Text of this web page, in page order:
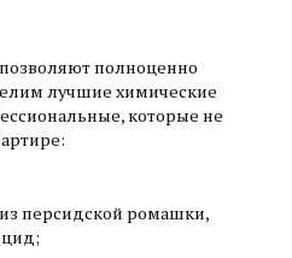
полноценно
лучшие химические
которые не
персидской ромашки,